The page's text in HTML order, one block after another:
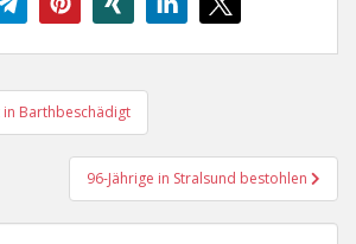
Barthbeschädigt
96-Jährige in Stralsund bestohlen